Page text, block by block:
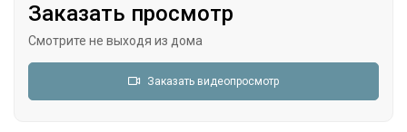
Заказать просмотр
Смотрите не выходя из дома
Заказать видеопросмотр